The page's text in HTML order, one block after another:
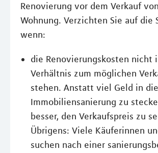
Renovierung vor dem Verkauf
Wohnung. Verzichten Sie auf die
wenn:
die Renovierungskosten nicht
Verhältnis zum möglichen
stehen. Anstatt viel Geld in die
Immobiliensanierung zu
besser, den Verkaufspreis zu
Übrigens: Viele Käuferinnen
suchen nach einer